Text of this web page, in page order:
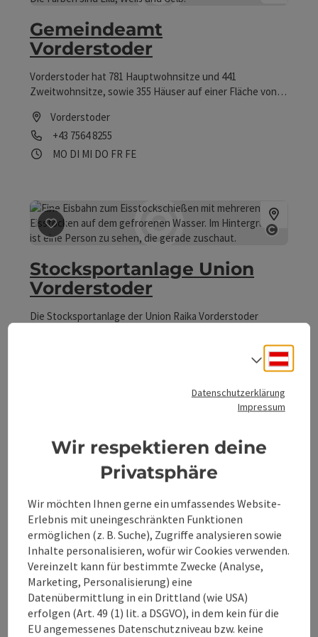
Gemeindeamt
Vorderstoder
Vorderstoder hat 781 Hauptwohnsitze und 441
Zweitwohnsitze, sowie 355 Häuser auf einer Fläche von
Gästebetten und 45.000 Nächtigungen!
Vorderstoder
Telefon
+43 7564 8255
Öffnungszeiten
MO Montag geöffnet
DI Dienstag geöffnet
MI Mittwoch geöffnet
DO Donnerstag geöffnet
FR Freitag geöffnet
FEFeiertag geöffnet
Beitrag merken: Stocksportanlage Union Vorderstoder
Stocksportanlage Union
Vorderstoder
Die Stocksportanlage der Union Raika Vorderstoder
über 4 Eisstockbahnen, die zum Teil im Sommer auch zum
Feiertag geöffnet
Beitrag merken : Tourismusinformation Vorderstoder
Tourismusinformation
Vorderstoder
Grüß Gott im Tourismusbüro Vorderstoder - Ihre Gäste-
Information im Gemeindeamt Vorderstoder!
Vorderstoder
Telefon
+43 5036 0360360
Öffnungszeiten
MOMontag geöffnet
DIDienstag geöffnet
MIMittwoch geöffnet
DODonnerstag geöffnet
FRFreitag geöffnet
FEFeiertag geöffnet
Datenschutzerklärung
Impressum
Wir respektieren deine
Privatsphäre
Wir möchten Ihnen gerne ein umfassendes Website-
Erlebnis mit uneingeschränkten Funktionen
ermöglichen (z. B. Suche), Zugriffe analysieren sowie
Inhalte personalisieren, wofür wir Cookies verwenden.
Vereinzelt kann für bestimmte Zwecke (Analyse,
Marketing, Personalisierung) eine
Datenübermittlung in ein Drittland (wie USA)
erfolgen (Art. 49 (1) lit. a DSGVO), in dem kein für die
EU angemessenes Datenschutzniveau bzw. keine